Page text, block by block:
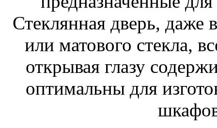
Стеклянная дверь, даже
или матового стекла,
открывая глазу
оптимальны для